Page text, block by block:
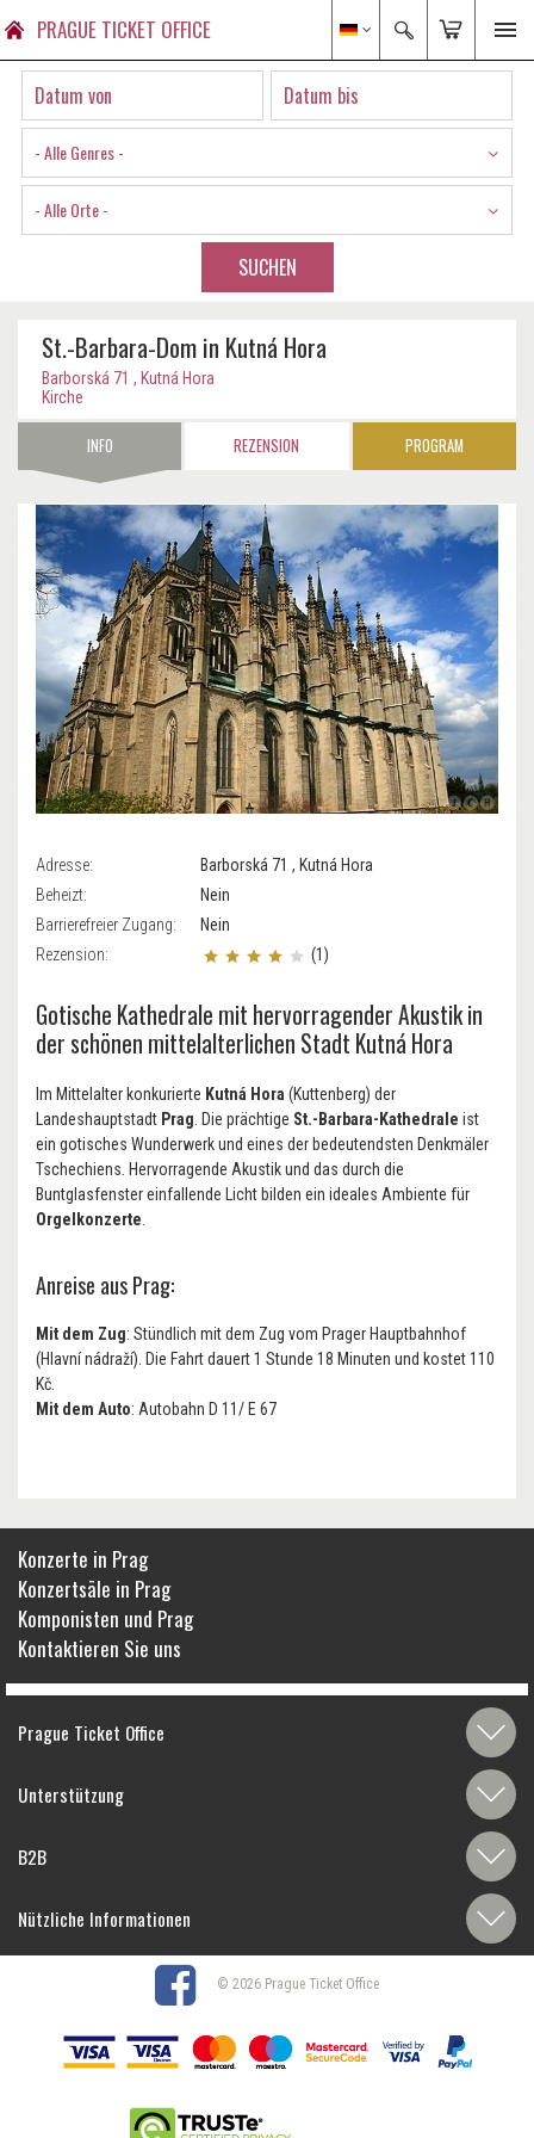
PRAGUE TICKET OFFICE
- Alle Genres -
- Alle Orte -
SUCHEN
St.-Barbara-Dom in Kutná Hora
Barborská 71 , Kutná Hora
Kirche
INFO REZENSION PROGRAM
Adresse:
Barborská 71 , Kutná Hora
Beheizt:
Nein
Barrierefreier Zugang:
Nein
Rezension:
(1)
Gotische Kathedrale mit hervorragender Akustik in
der schönen mittelalterlichen Stadt Kutná Hora
Im Mittelalter konkurierte Kutná Hora (Kuttenberg) der
Landeshauptstadt Prag . Die prächtige St.-Barbara-Kathedrale ist
ein gotisches Wunderwerk und eines der bedeutendsten Denkmäler
Tschechiens. Hervorragende Akustik und das durch die
Buntglasfenster einfallende Licht bilden ein ideales Ambiente für
Orgelkonzerte
Anreise aus Prag:
Mit dem Zug: Stündlich mit dem Zug vom Prager Hauptbahnhof
(Hlavní nádraží). Die Fahrt dauert 1 Stunde 18 Minuten und kostet 110
Kč.
Mit dem Auto: Autobahn D 11/ E 67
Konzerte in Prag
Konzertsäle in Prag
Komponisten und Prag
Kontaktieren Sie uns
Prague Ticket Office
Unterstützung
B2B
Nützliche Informationen
© 2026 Prague Ticket Office